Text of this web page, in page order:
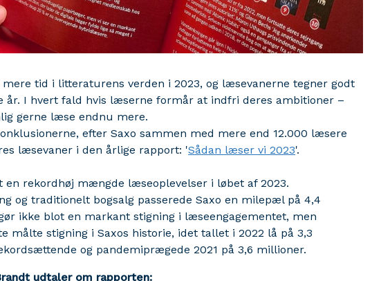
tid i litteraturens verden i 2023, og læsevanerne tegner godt
år. I hvert fald hvis læserne formår at indfri deres ambitioner –
gerne læse endnu mere.
efter Saxo sammen med mere end 12.000 læsere
læsevaner i den årlige rapport: 'Sådan læser vi 2023'.
en rekordhøj mængde læseoplevelser i løbet af 2023.
og traditionelt bogsalg passerede Saxo en milepæl på 4,4
ikke blot en markant stigning i læseengagementet, men
målte stigning i Saxos historie, idet tallet i 2022 lå på 3,3
og pandemiprægede 2021 på 3,6 millioner.
udtaler om rapporten: